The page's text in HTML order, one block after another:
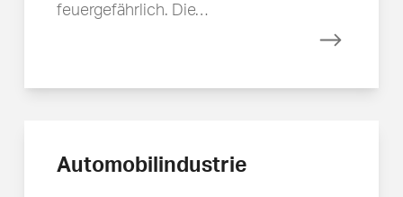
feuergefährlich. Die…
Mehr
Automobilindustrie